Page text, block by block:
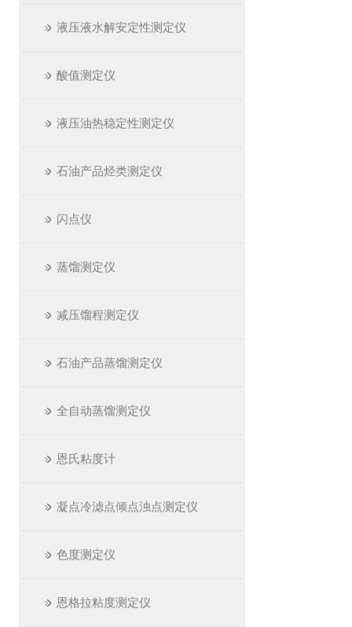
液压液水解安定性测定仪
酸值测定仪
液压油热稳定性测定仪
石油产品烃类测定仪
闪点仪
蒸馏测定仪
减压馏程测定仪
石油产品蒸馏测定仪
全自动蒸馏测定仪
恩氏粘度计
凝点冷滤点倾点浊点测定仪
色度测定仪
恩格拉粘度测定仪